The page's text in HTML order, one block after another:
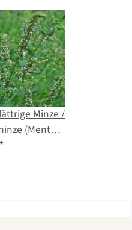
Minze /
(Mentha
Samen
*